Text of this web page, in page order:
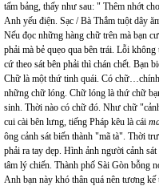
tấm bảng, thấy như sau: " Thêm nhớt
Anh yếu điện. Sạc / Bà Thắm tuột dây
Nếu đọc những hàng chữ trên mà bạn
phải mà bẻ quẹo qua bên trái. Lỗi
cứ theo sát bên phải thì chán chết. Bạn
Chữ là một thứ tinh quái. Có
những chữ lóng. Chữ lóng là thứ chữ
sinh. Thời nào có chữ đó. Như chữ
cui cài bên lưng, tiếng Pháp kêu là cái
ông cảnh sát biến thành "mã tà". Thời
phải ra tay dẹp. Hình ảnh người cảnh
tâm lý chiến. Thành phố Sài Gòn bỗng
Anh bạn này khó thân quá nên tương